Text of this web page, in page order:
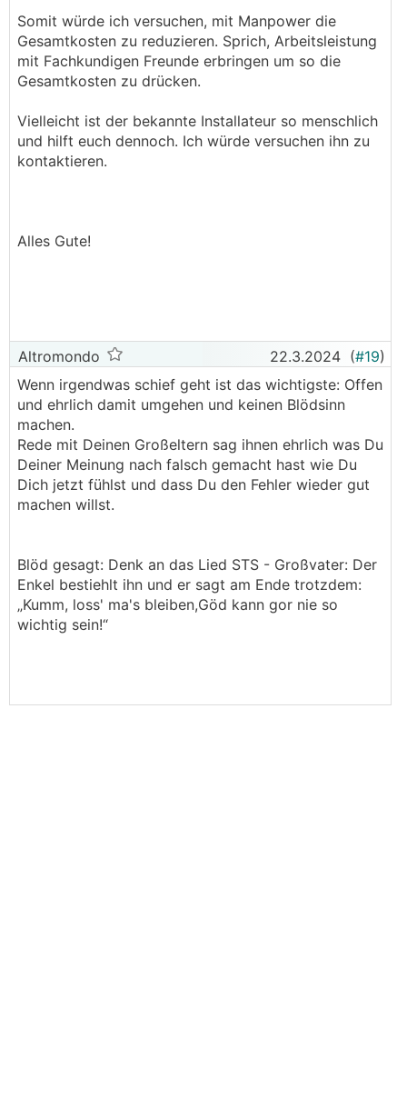
Somit würde ich versuchen, mit Manpower die
Gesamtkosten zu reduzieren. Sprich, Arbeitsleistung
mit Fachkundigen Freunde erbringen um so die
Gesamtkosten zu drücken.
Vielleicht ist der bekannte Installateur so menschlich
und hilft euch dennoch. Ich würde versuchen ihn zu
kontaktieren.
Alles Gute!
Altromondo 22.3.2024 (#19)
Wenn irgendwas schief geht ist das wichtigste: Offen
und ehrlich damit umgehen und keinen Blödsinn
machen.
Rede mit Deinen Großeltern sag ihnen ehrlich was Du
Deiner Meinung nach falsch gemacht hast wie Du
Dich jetzt fühlst und dass Du den Fehler wieder gut
machen willst.
Blöd gesagt: Denk an das Lied STS - Großvater: Der
Enkel bestiehlt ihn und er sagt am Ende trotzdem:
„Kumm, loss' ma's bleiben,Göd kann gor nie so
wichtig sein!“